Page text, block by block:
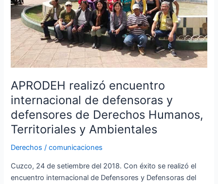
APRODEH realizó encuentro
internacional de defensoras y
defensores de Derechos Humanos,
Territoriales y Ambientales
Derechos /comunicaciones
Cuzco, 24 de setiembre del 2018. Con éxito se realizó el
encuentro internacional de Defensores y Defensoras del
defensores
de
Derechos
Humanos,
Territoriales
y